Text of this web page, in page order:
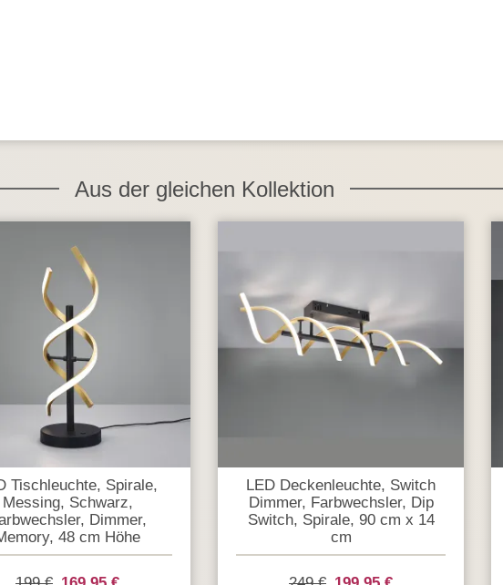
Aus der gleichen Kollektion
Tischleuchte, Spirale,
Messing, Schwarz,
Dimmer,
48 cm Höhe
LED Deckenleuchte, Switch
Dimmer, Farbwechsler, Dip
Switch, Spirale, 90 cm x 14
cm